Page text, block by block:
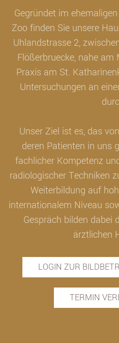
Gegründet im
Zoo finden Sie unsere
Uhlandstrasse 2,
Flößerbruecke, nahe
Praxis am St.
Untersuchungen an
Unser Ziel ist es, das
deren Patienten in uns
fachlicher Kompetenz
radiologischer Techniken
Weiterbildung auf
internationalem Niveau
Gespräch bilden dabei
ärztlichen
LOGIN ZUR
TERMIN